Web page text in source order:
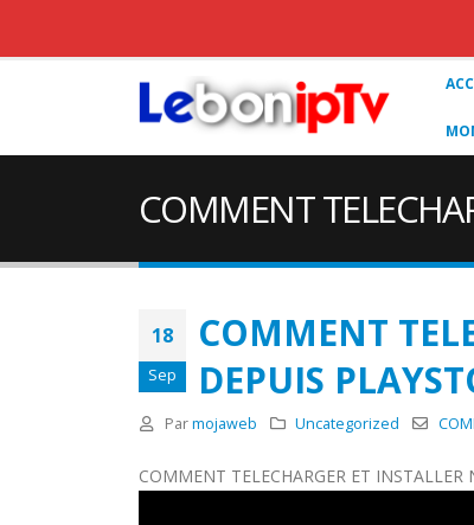
COMMENT
18
Sep
COMMENT
DEPUIS
Par mojaweb Uncategorized
COMMENT TELECHARGER ET INSTALLER